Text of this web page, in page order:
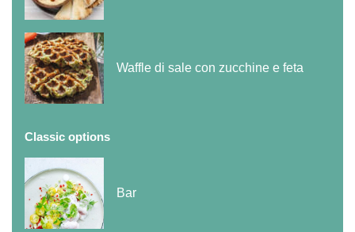
Waffle di sale con zucchine e feta
Classic options
Bar